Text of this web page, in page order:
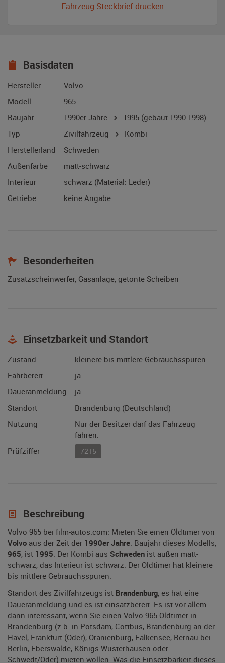
Fahrzeug-Steckbrief drucken
Basisdaten
Hersteller
Volvo
Modell
965
Baujahr
1990er Jahre 1995 (gebaut 1990-1998)
Typ
Zivilfahrzeug
Kombi
Herstellerland
Schweden
Außenfarbe
matt-schwarz
Interieur
schwarz (Material: Leder)
Getriebe
keine Angabe
Besonderheiten
Zusatzscheinwerfer, Gasanlage, getönte Scheiben
Einsetzbarkeit und Standort
Zustand
kleinere bis mittlere Gebrauchsspuren
Fahrbereit
ja
Daueranmeldung
ja
Standort
Brandenburg (Deutschland)
Nutzung
Nur der Besitzer darf das Fahrzeug
fahren.
Prüfziffer
7215
Beschreibung
Volvo 965 bei film-autos.com: Mieten Sie einen Oldtimer von
Volvo aus der Zeit der 1990er Jahre. Baujahr dieses Modells,
965, ist 1995. Der Kombi aus Schweden ist außen matt-
schwarz, das Interieur ist schwarz. Der Oldtimer hat kleinere
bis mittlere Gebrauchsspuren.
Standort des Zivilfahrzeugs ist Brandenburg, es hat eine
Daueranmeldung und es ist einsatzbereit. Es ist vor allem
dann interessant, wenn Sie einen Volvo 965 Oldtimer in
Brandenburg (z.b. in Potsdam, Cottbus, Brandenburg an der
Havel, Frankfurt (Oder), Oranienburg, Falkensee, Bernau bei
Berlin, Eberswalde, Königs Wusterhausen oder
Schwedt/Oder) mieten wollen. Was die Einsetzbarkeit dieses